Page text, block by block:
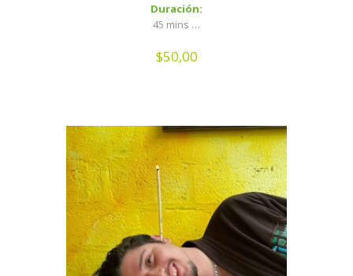
Duración:
45 mins …
$50,00